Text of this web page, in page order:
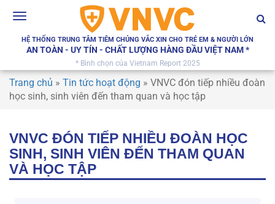
Toggle
HỆ THỐNG TRUNG TÂM TIÊM CHỦNG VẮC XIN CHO TRẺ EM & NGƯỜI LỚN
AN TOÀN - UY TÍN - CHẤT LƯỢNG HÀNG ĐẦU VIỆT NAM *
* Bình chọn của Vietnam Report 2025
Trang chủ » Tin tức hoạt động » VNVC đón tiếp nhiều đoàn
học sinh, sinh viên đến tham quan và học tập
VNVC ĐÓN TIẾP NHIỀU ĐOÀN HỌC
SINH, SINH VIÊN ĐẾN THAM QUAN
VÀ HỌC TẬP